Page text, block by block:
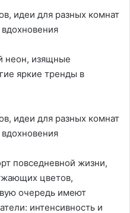
неон, изящные
яркие тренды в
повседневной жизни,
цветов,
очередь имеют
интенсивность и